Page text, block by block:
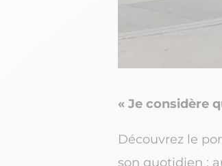
« Je considère
Découvrez le
son quotidien :